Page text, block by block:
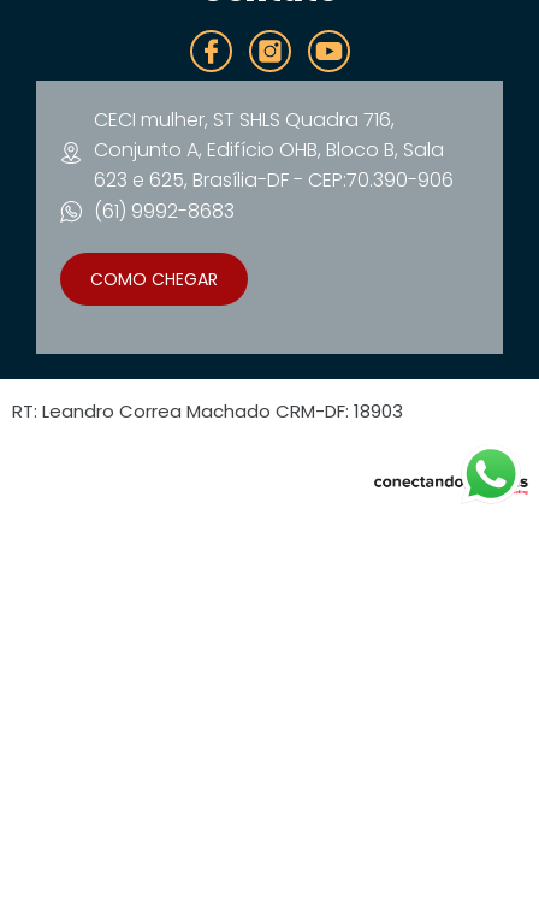
CECI mulher, ST SHLS Quadra 716,
Conjunto A, Edifício OHB, Bloco B, Sala
623 e 625, Brasília-DF - CEP:70.390-906
(61) 9992-8683
COMO CHEGAR
RT: Leandro Correa Machado CRM-DF: 18903